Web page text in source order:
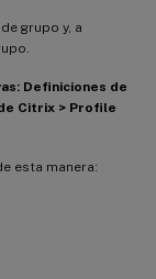
grupo y, a
Definiciones de
Citrix > Profile
esta manera: